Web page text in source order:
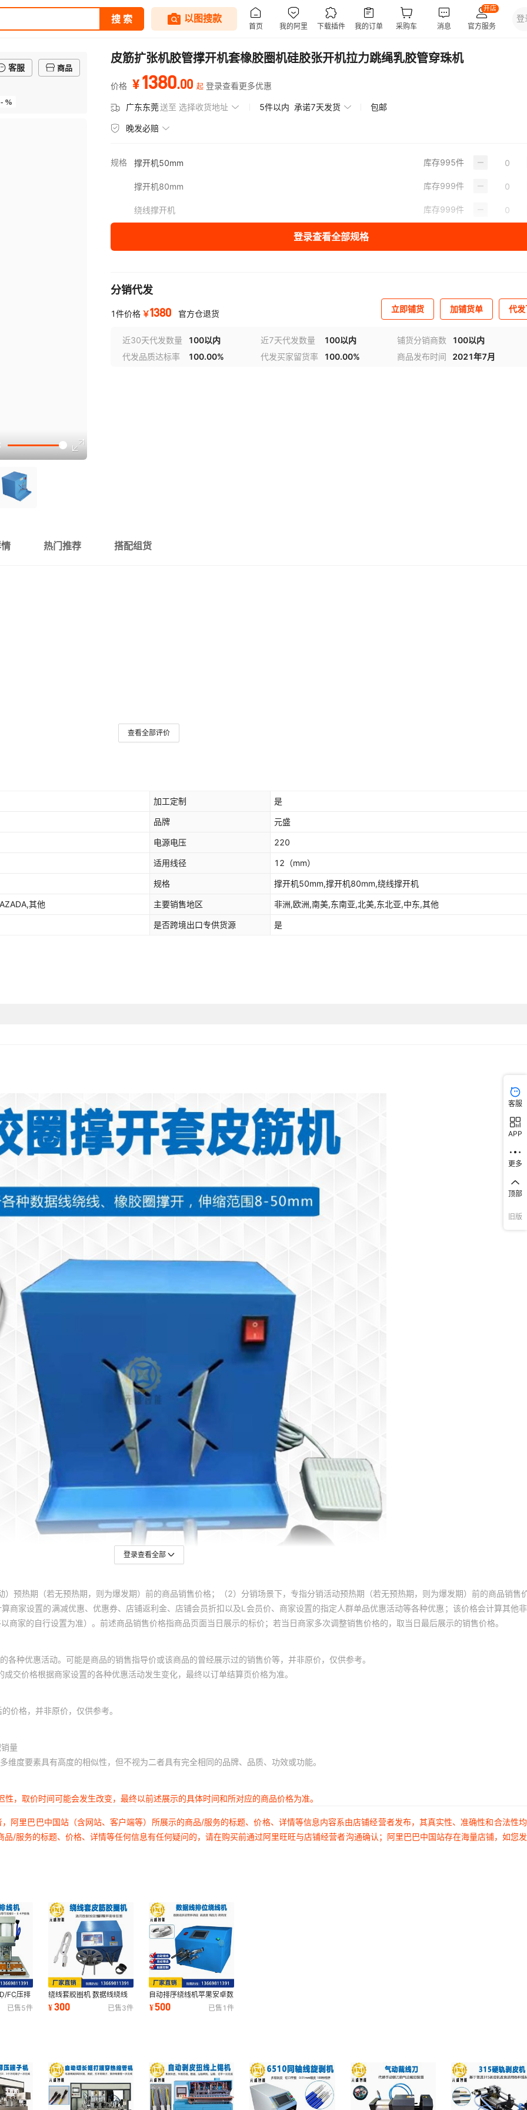
客服 商品
- %
皮筋扩张机胶管撑开机套橡胶圈机硅胶张开机拉力跳绳乳胶管穿珠机
价格 ¥1380.00 起 登录查看更多优惠
广东东莞送至 选择收货地址 5件以内 承诺7天发货 包邮
晚发必赔
规格 撑开机50mm 库存995件
撑开机80mm 库存999件
绕线撑开机 库存999件
登录查看全部规格
分销代发
1件价格 ￥1380 官方仓退货 立即铺货 加铺货单 代
近30天代发数量 100以内 近7天代发数量 100以内 铺货分销商数
100以内
代发品质达标率
100.00% 代发买家留货率 100.00% 商品发布时间 2021年7月
热门推荐 搭配组货
查看全部评价
加工定制 是
品牌 元盛
电源电压 220
适用线径 12 （mm）
规格 撑开机50mm,撑开机80mm,绕线撑开机
其他 主要销售地区 非洲,欧洲,南美,东南亚,北美,东北亚,中东,其他
是否跨境出口专供货源 是
登录查看全部
预热期（若无预热期，则为爆发期）前的商品销售价格；（2）分销场景下，专指分销活动预热期（若无预热期，则为爆发期）前的商品销售
商家设置的满减优惠、优惠券、店铺返利金、店铺会员折扣以及L会员价、商家设置的指定人群单品优惠活动等各种优惠；该价格会计算其他
家的自行设置为准）。前述商品销售价格指商品页面当日展示的标价；若当日商家多次调整销售价格的，取当日最后展示的销售价格。
种优惠活动。可能是商品的销售指导价或该商品的曾经展示过的销售价等，并非原价，仅供参考。
交价格根据商家设置的各种优惠活动发生变化，最终以订单结算页价格为准。
价格，并非原价，仅供参考。
量
度要素具有高度的相似性，但不视为二者具有完全相同的品牌、品质、功效或功能。
，取价时间可能会发生改变，最终以前述展示的具体时间和所对应的商品价格为准。
阿里巴巴中国站（含网站、客户端等）所展示的商品/服务的标题、价格、详情等信息内容系由店铺经营者发布，其真实性、准确性和合法性
/服务的标题、价格、详情等任何信息有任何疑问的，请在购买前通过阿里旺旺与店铺经营者沟通确认；阿里巴巴中国站存在海量店铺，如您
FC压排
已售5件
绕线套胶圈机 数据线绕线
撑开机 皮筋扩张机
¥300 已售3件
自动排序绕线机苹果安卓数
据线排位绕线充电线多层排
线机厂家直销
¥500 已售 1件
客服
APP
更多
顶部
旧版